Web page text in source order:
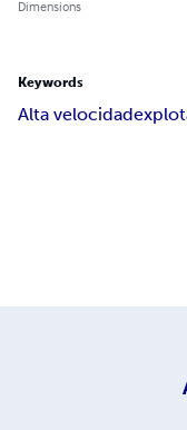
Dimensions
Keywords
Alta velocidad